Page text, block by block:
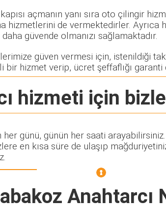
açmanın yanı sıra oto çilingir
de vermektedirler. Ayrıca
güvende olmanızı sağlamaktadır.
güven vermesi için, istenildiği
hizmet verip, ücret şeffaflığı garanti
hizmeti için
her günü, günün her saati
en kısa süre de ulaşıp
Anahtarcı